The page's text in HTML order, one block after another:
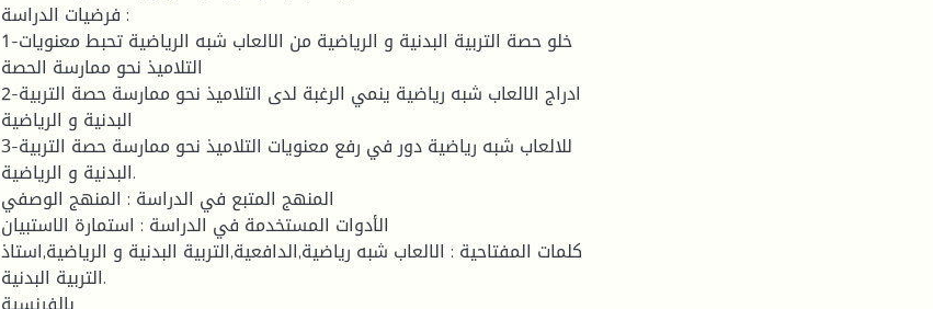
فرضيات الدراسة :
1-خلو حصة التربية البدنية و الرياضية من الالعاب شبه الرياضية تحبط معنويات
التلاميذ نحو ممارسة الحصة
2-ادراج الالعاب شبه رياضية ينمي الرغبة لدى التلاميذ نحو ممارسة حصة التربية
البدنية و الرياضية
3-للالعاب شبه رياضية دور في رفع معنويات التلاميذ نحو ممارسة حصة التربية
البدنية و الرياضية.
المنهج المتبع في الدراسة : المنهج الوصفي
الأدوات المستخدمة في الدراسة : استمارة الاستبيان
كلمات المفتاحية : الالعاب شبه رياضية,الدافعية,التربية البدنية و الرياضية,استاذ
التربية البدنية.